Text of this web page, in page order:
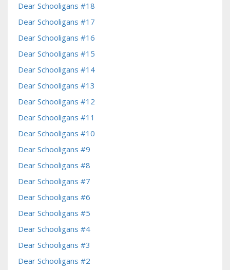
Dear Schooligans #18
Dear Schooligans #17
Dear Schooligans #16
Dear Schooligans #15
Dear Schooligans #14
Dear Schooligans #13
Dear Schooligans #12
Dear Schooligans #11
Dear Schooligans #10
Dear Schooligans #9
Dear Schooligans #8
Dear Schooligans #7
Dear Schooligans #6
Dear Schooligans #5
Dear Schooligans #4
Dear Schooligans #3
Dear Schooligans #2